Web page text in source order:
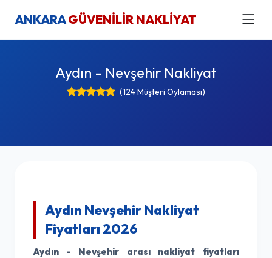
ANKARAGÜVENİLİR NAKLİYAT
Aydın - Nevşehir Nakliyat
(124 Müşteri Oylaması)
Aydın Nevşehir Nakliyat
Fiyatları 2026
Aydın - Nevşehir arası nakliyat fiyatları